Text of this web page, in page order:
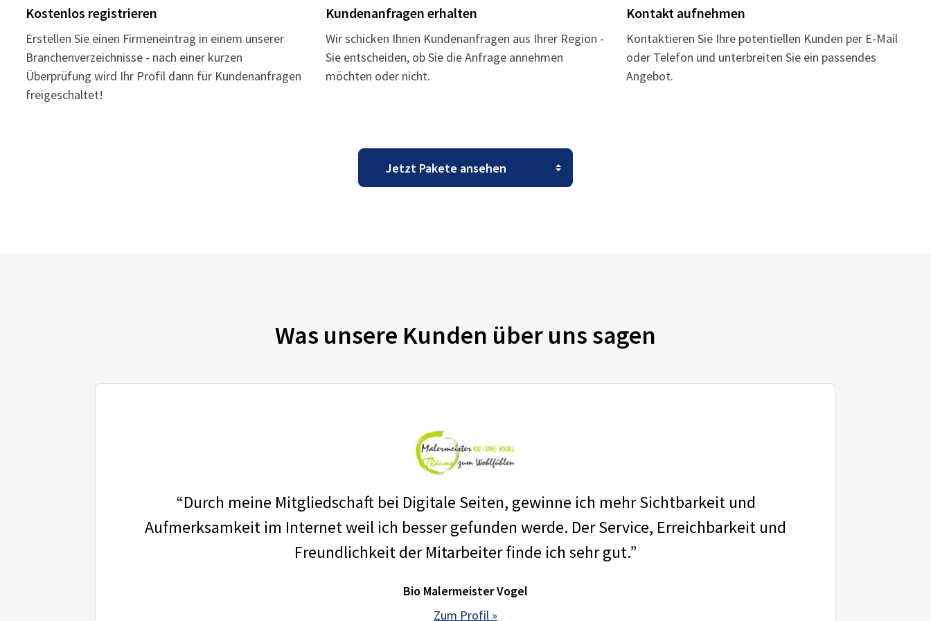
Kostenlos registrieren
Erstellen Sie einen Firmeneintrag in einem unserer
Branchenverzeichnisse - nach einer kurzen
Überprüfung wird Ihr Profil dann für Kundenanfragen
freigeschaltet!
Kundenanfragen erhalten
Wir schicken Ihnen Kundenanfragen aus Ihrer Region -
Sie entscheiden, ob Sie die Anfrage annehmen
möchten oder nicht.
Kontakt aufnehmen
Kontaktieren Sie Ihre potentiellen Kunden per E-Mail
oder Telefon und unterbreiten Sie ein passendes
Angebot.
Was unsere Kunden über uns sagen
“Durch meine Mitgliedschaft bei Digitale Seiten, gewinne ich mehr Sichtbarkeit und
Aufmerksamkeit im Internet weil ich besser gefunden werde. Der Service, Erreichbarkeit und
Freundlichkeit der Mitarbeiter finde ich sehr gut.”
Bio Malermeister Vogel
Zum Profil »